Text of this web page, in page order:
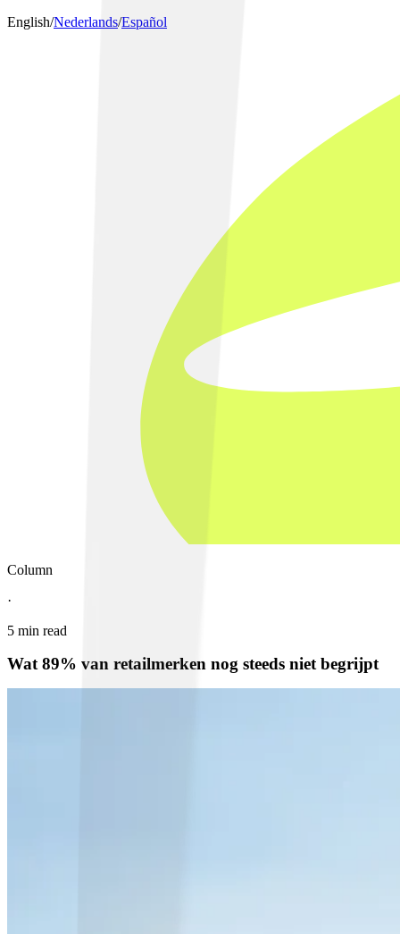
English/Nederlands/Español
Column
·
5 min read
Wat 89% van retailmerken nog steeds niet begrijpt